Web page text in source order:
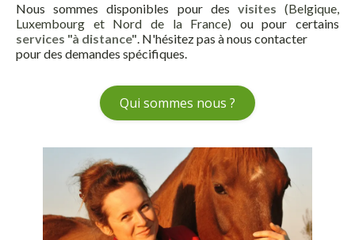
Nous sommes disponibles pour des visites (Belgique,
Luxembourg et Nord de la France)
ou pour certains
services "à distance". N'hésitez pas à nous contacter
pour des demandes spécifiques.
Qui sommes nous ?